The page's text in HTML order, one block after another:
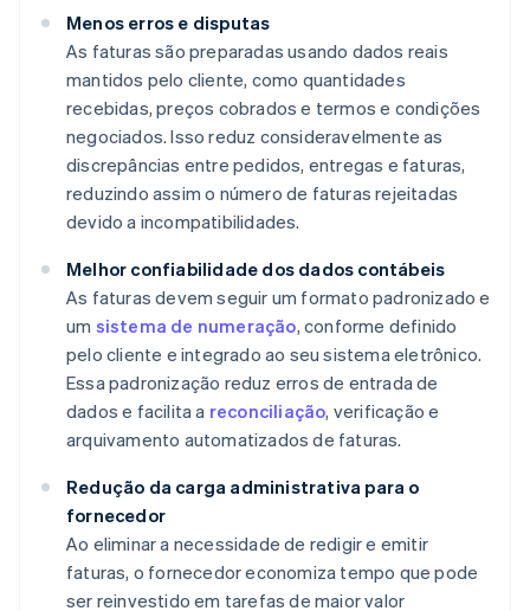
Menos erros e disputas
As faturas são preparadas usando dados reais
mantidos pelo cliente, como quantidades
recebidas, preços cobrados e termos e condições
negociados. Isso reduz consideravelmente as
discrepâncias entre pedidos, entregas e faturas,
reduzindo assim o número de faturas rejeitadas
devido a incompatibilidades.
Melhor confiabilidade dos dados contábeis
As faturas devem seguir um formato padronizado e
um sistema de numeração, conforme definido
pelo cliente e integrado ao seu sistema eletrônico.
Essa padronização reduz erros de entrada de
dados e facilita a reconciliação, verificação e
arquivamento automatizados de faturas.
Redução da carga administrativa para o
fornecedor
Ao eliminar a necessidade de redigir e emitir
faturas, o fornecedor economiza tempo que pode
ser reinvestido em tarefas de maior valor